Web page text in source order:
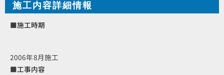
施工内容詳細情報
■施工時期
2006年8月施工
■工事内容